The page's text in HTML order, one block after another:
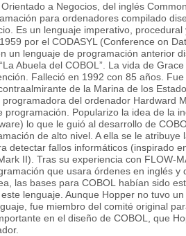
a Negocios, del inglés
para ordenadores compilado
Es un lenguaje imperativo, procedural
por el CODASYL (Conference on
un lenguaje de programación anterior
Abuela del COBOL”. La vida de
Falleció en 1992 con 85 años.
de la Marina de los
del ordenador Hardward
Popularizo la idea de la
lo que le guió al desarrollo de
de alto nivel. A ella se le atribuye
detectar fallos informáticos (inspirado
II). Tras su experiencia con FLOW-
que usara órdenes en inglés y
las bases para COBOL habían sido
lenguaje. Aunque Hopper no tuvo
fue miembro del comité original
en el diseño de COBOL, que